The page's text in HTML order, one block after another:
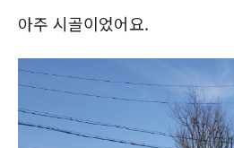
아주 시골이었어요.